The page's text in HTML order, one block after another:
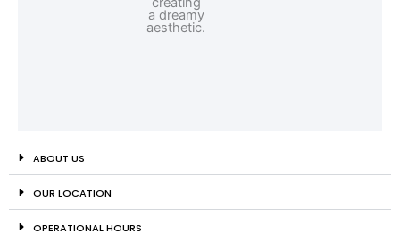
ABOUT US
OUR LOCATION
OPERATIONAL HOURS